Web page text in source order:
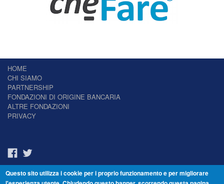
HOME
CHI SIAMO
PARTNERSHIP
FONDAZIONI DI ORIGINE BANCARIA
ALTRE FONDAZIONI
PRIVACY
Il Giornale delle Fondazioni - Periodico telematico
Questo sito utilizza i cookie per i proprio funzionamento e per migliorare